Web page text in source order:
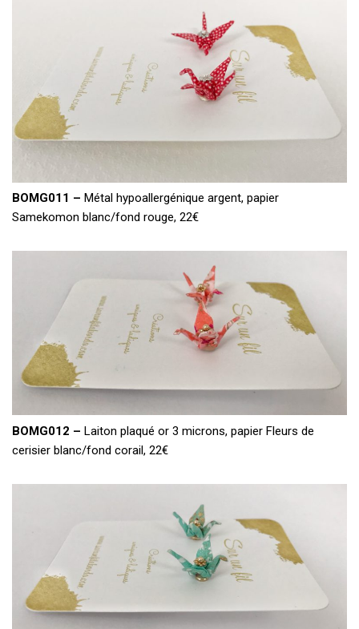
BOMG011 – Métal hypoallergénique argent, papier
Samekomon blanc/fond rouge, 22€
BOMG012 – Laiton plaqué or 3 microns, papier Fleurs de
cerisier blanc/fond corail, 22€